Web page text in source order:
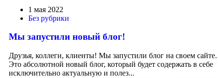
1 мая 2022
Без рубрики
Мы запустили новый блог!
Друзья, коллеги, клиенты! Мы запустили блог на своем сайте.
Это абсолютной новый блог, который будет содержать в себе
исключительно актуальную и полез...